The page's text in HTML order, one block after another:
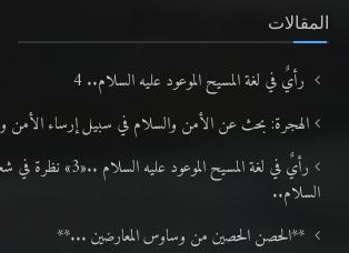
المقالات
رأيٌ في لغة المسيح الموعود عليه السلام.. 4
الهجرة: بحث عن الأمن والسلام في سبيل إرساء الأمن
رأيٌ في لغة المسيح الموعود
السلام..
**الحصن الحصين من وساوس المعارضين ...**